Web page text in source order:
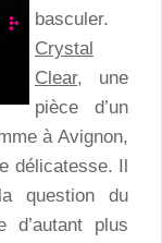
basculer.
Crystal
Clear, une
pièce d’un
à Avignon,
délicatesse. Il
question du
d’autant plus